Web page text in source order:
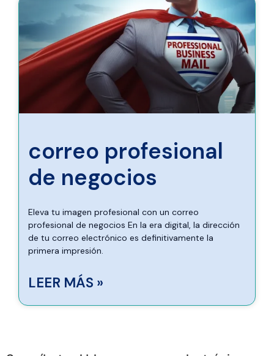
correo profesional
de negocios
Eleva tu imagen profesional con un correo
profesional de negocios En la era digital, la dirección
de tu correo electrónico es definitivamente la
primera impresión.
LEER MÁS »